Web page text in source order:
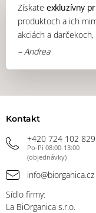
Získateexkluzívny
produktoch a ich
akciách a
– Andrea
Kontakt
+420 724 102 829
Po-Pi 08:00-13:00
(objednávky)
info@biorganica.cz
Sídlo firmy:
La BiOrganica s.r.o.